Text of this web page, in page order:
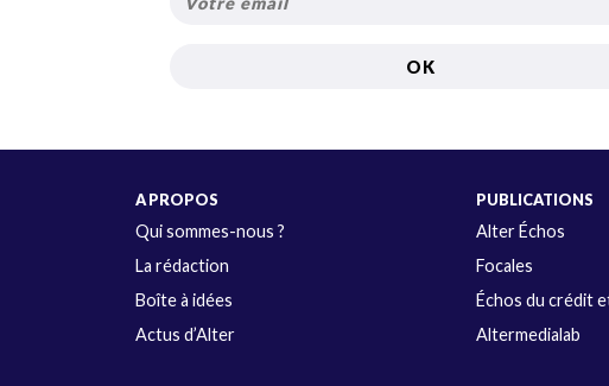
A PROPOS
Qui sommes-nous ?
La rédaction
Boîte à idées
Actus d’Alter
PUBLICATIONS
Alter Échos
Focales
Échos du crédit
Altermedialab